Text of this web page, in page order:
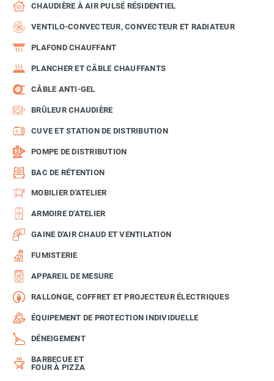
CHAUDIÈRE À AIR PULSÉ RÉSIDENTIEL
VENTILO-CONVECTEUR, CONVECTEUR ET RADIATEUR
PLAFOND CHAUFFANT
PLANCHER ET CÂBLE CHAUFFANTS
CÂBLE ANTI-GEL
BRÛLEUR CHAUDIÈRE
CUVE ET STATION DE DISTRIBUTION
POMPE DE DISTRIBUTION
BAC DE RÉTENTION
MOBILIER D'ATELIER
ARMOIRE D'ATELIER
GAINE D'AIR CHAUD ET VENTILATION
FUMISTERIE
APPAREIL DE MESURE
RALLONGE, COFFRET ET PROJECTEUR ÉLECTRIQUES
ÉQUIPEMENT DE PROTECTION INDIVIDUELLE
DÉNEIGEMENT
BARBECUE ET
FOUR À PIZZA